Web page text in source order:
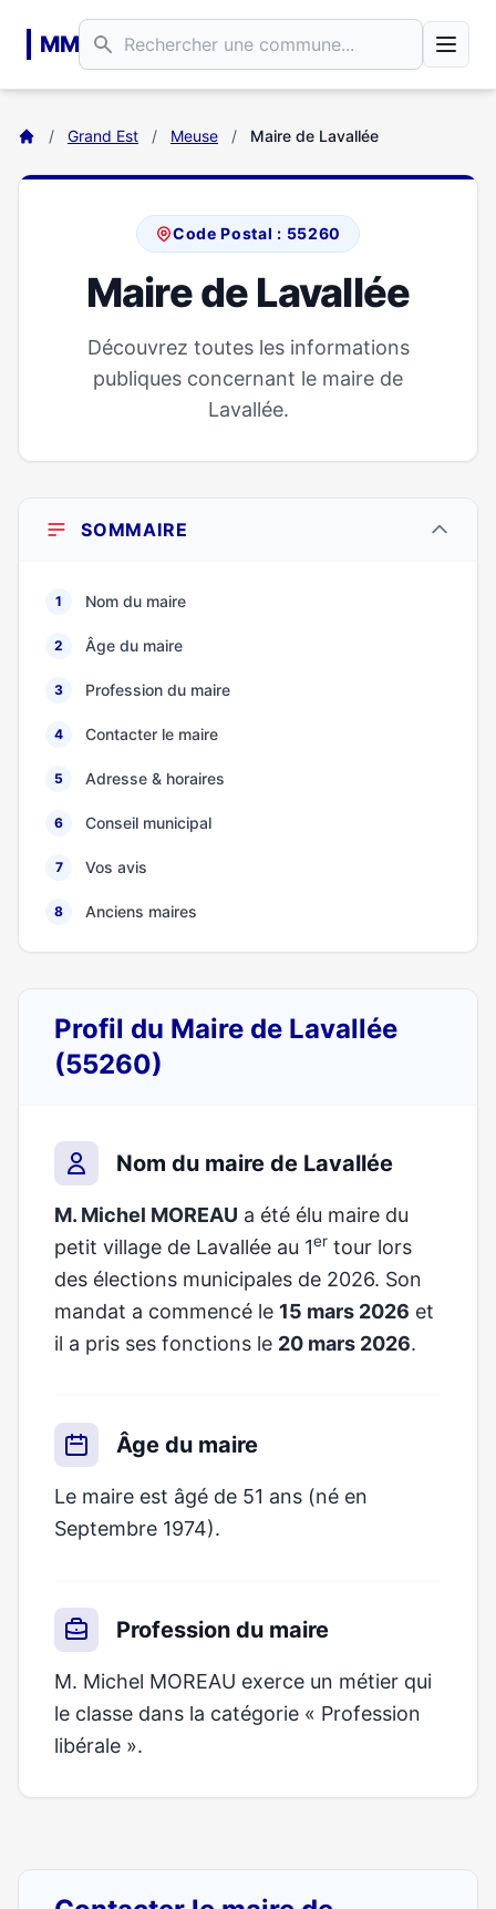
MM
/ Grand Est / Meuse / Maire de Lavallée
Code Postal : 55260
Maire de Lavallée
Découvrez toutes les informations
publiques concernant le maire de
Lavallée.
SOMMAIRE
1 Nom du maire
2 Âge du maire
3 Profession du maire
4 Contacter le maire
5 Adresse & horaires
6 Conseil municipal
7 Vos avis
8 Anciens maires
Profil du Maire de Lavallée
(55260)
Nom du maire de Lavallée
M. Michel MOREAU a été élu maire du
petit village de Lavallée au 1er tour lors
des élections municipales de 2026. Son
mandat a commencé le 15 mars 2026 et
il a pris ses fonctions le 20 mars 2026.
Âge du maire
Le maire est âgé de 51 ans (né en
Septembre 1974).
Profession du maire
M. Michel MOREAU exerce un métier qui
le classe dans la catégorie « Profession
libérale ».